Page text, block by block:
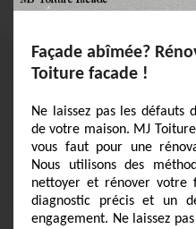
Façade abîmée?
Toiture facade !
Ne laissez pas les défauts
de votre maison. MJ
vous faut pour une
Nous utilisons des
nettoyer et rénover votre
diagnostic précis et un
engagement. Ne laissez